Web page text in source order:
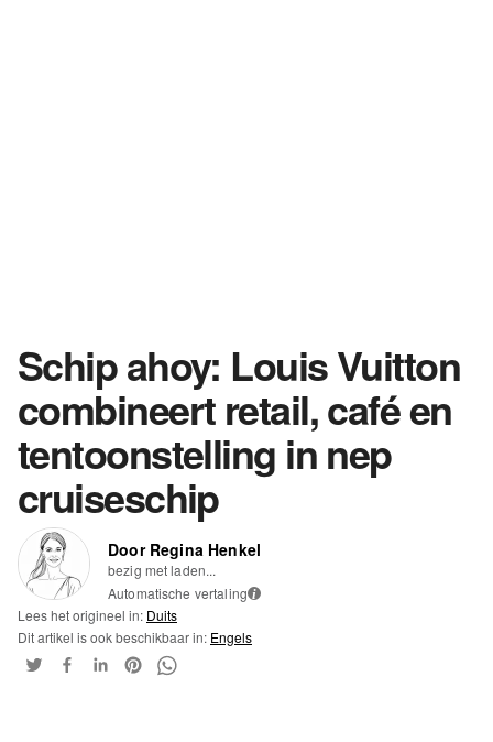
Schip ahoy: Louis Vuitton
combineert retail, café en
tentoonstelling in nep
cruiseschip
Door Regina Henkel
bezig met laden...
Automatische vertaling i
Lees het origineel in: Duits
Dit artikel is ook beschikbaar in: Engels